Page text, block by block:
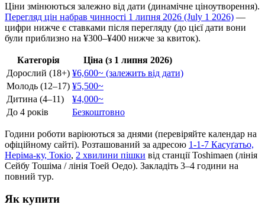
Ціни змінюються залежно від дати (динамічне ціноутворення).
Перегляд цін набрав чинності 1 липня 2026 (July 1 2026) —
цифри нижче є ставками після перегляду (до цієї дати вони
були приблизно на ¥300–¥400 нижче за квиток).
Категорія
Ціна (з 1 липня 2026)
Дорослий (18+) ¥6,600~ (залежить від дати)
Молодь (12–17) ¥5,500~
Дитина (4–11)
¥4,000~
До 4 років
Безкоштовно
Години роботи варіюються за днями (перевіряйте календар на
офіційному сайті). Розташований за адресою 1-1-7 Касуґатьо,
Неріма-ку, Токіо, 2 хвилини пішки від станції Toshimaen (лінія
Сейбу Тошіма / лінія Тоей Оедо). Закладіть 3–4 години на
повний тур.
Як купити